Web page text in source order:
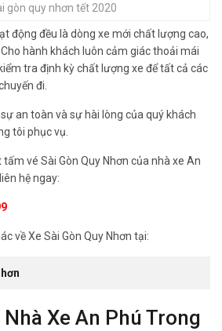
gòn quy nhơn tết 2020
động đều là dòng xe mới chất lượng cao,
hành khách luôn cảm giác thoải mái
tra định kỳ chất lượng xe để tất cả các
đi.
an toàn và sự hài lòng của quý khách
tôi phục vụ.
vé Sài Gòn Quy Nhơn của nhà xe An
hệ ngay:
về Xe Sài Gòn Quy Nhơn tại:
Xe An Phú Trong